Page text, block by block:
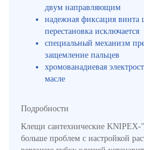
двум направляющим
надежная фиксация винта
перестановка исключается
специальный механизм
защемление пальцев
хромованадиевая
масле
Подробности
Клещи сантехнические
больше проблем с настройкой